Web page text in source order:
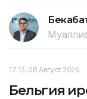
17:12, 08 Август 2026
Бельгия